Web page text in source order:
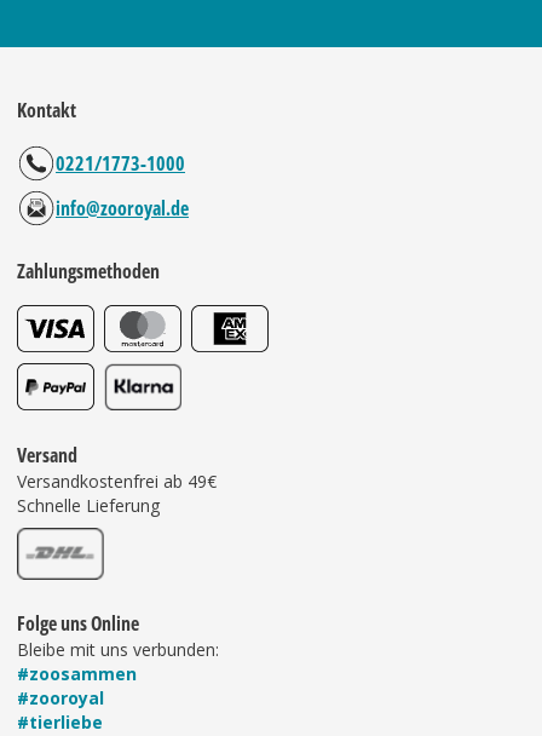
Kontakt
0221/1773-1000
info@zooroyal.de
Zahlungsmethoden
Versand
Versandkostenfrei ab 49€
Schnelle Lieferung
Folge uns Online
Bleibe mit uns verbunden:
#zoosammen
#zooroyal
#tierliebe